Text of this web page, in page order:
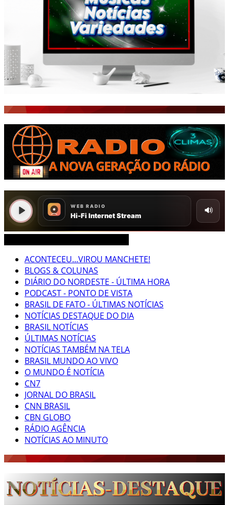
ACONTECEU...VIROU MANCHETE!
BLOGS & COLUNAS
DIÁRIO DO NORDESTE - ÚLTIMA HORA
PODCAST - PONTO DE VISTA
BRASIL DE FATO - ÚLTIMAS NOTÍCIAS
NOTÍCIAS DESTAQUE DO DIA
BRASIL NOTÍCIAS
ÚLTIMAS NOTÍCIAS
NOTÍCIAS TAMBÉM NA TELA
BRASIL MUNDO AO VIVO
O MUNDO É NOTÍCIA
CN7
JORNAL DO BRASIL
CNN BRASIL
CBN GLOBO
RÁDIO AGÊNCIA
NOTÍCIAS AO MINUTO